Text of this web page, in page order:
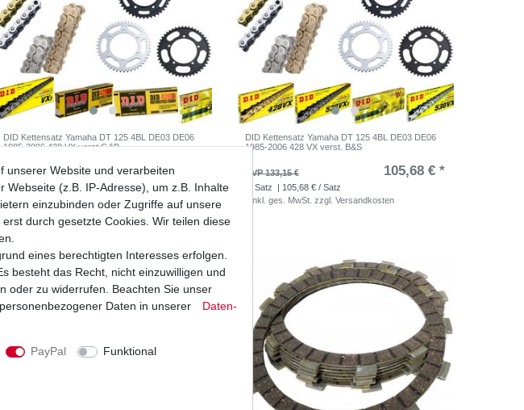
DID Kettensatz Yamaha DT 125 4BL DE03 DE06
1985-2006 428 VX verst G&B
UVP 141,66 € 112,42 € *
1 Satz | 112,42 € / Satz
inkl. ges. MwSt. zzgl. Versandkosten
DID Kettensatz Yamaha DT 125 4BL DE03 DE06
1985-2006 428 VX verst. B&S
UVP 133,15 € 105,68 € *
Satz
| 105,68 € / Satz
inkl. ges. MwSt. zzgl.Versandkosten
unserer Website und verarbeiten
Webseite (z.B. IP-Adresse), um z.B. Inhalte
einzubinden oder Zugriffe auf unsere
durch gesetzte Cookies. Wir teilen diese
eines berechtigten Interesses erfolgen.
besteht das Recht, nicht einzuwilligen und
oder zu widerrufen. Beachten Sie unser
Daten in unserer
Daten­
PayPal
Funktional